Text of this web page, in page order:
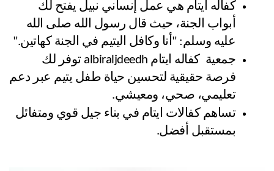
عليه وسلم: "أنا وكافل اليتيم في الجنة كهاتين."
تعليمي، صحي، ومعيشي.
بمستقبل أفضل.